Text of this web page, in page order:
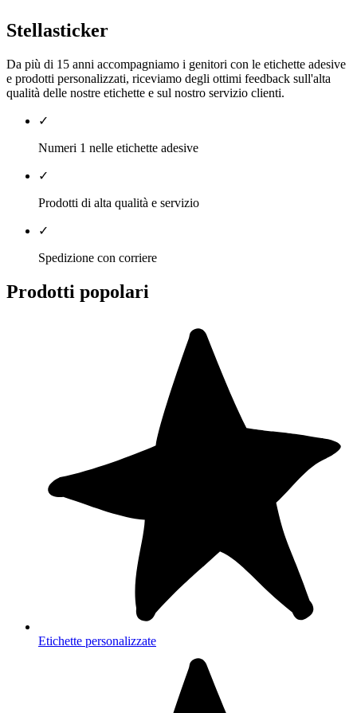
Stellasticker
Da più di 15 anni accompagniamo i genitori con le etichette adesive
e prodotti personalizzati, riceviamo degli ottimi feedback sull'alta
qualità delle nostre etichette e sul nostro servizio clienti.
✓
Numeri 1 nelle etichette adesive
✓
Prodotti di alta qualità e servizio
✓
Spedizione con corriere
Prodotti popolari
Etichette personalizzate